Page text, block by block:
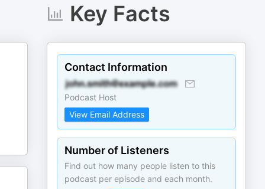
Key Facts
Contact Information
Podcast Host
View Email Address
Number of Listeners
Find out how many people listen to this
podcast per episode and each month.